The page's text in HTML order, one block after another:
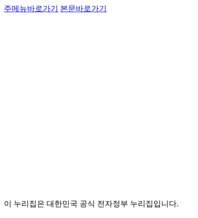
주메뉴바로가기 본문바로가기
이 누리집은 대한민국 공식 전자정부 누리집입니다.